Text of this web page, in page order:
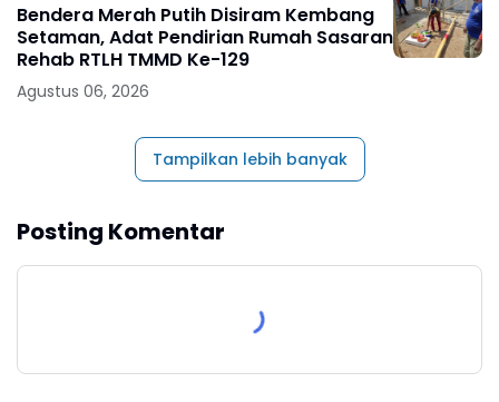
Bendera Merah Putih Disiram Kembang
Setaman, Adat Pendirian Rumah Sasaran
Rehab RTLH TMMD Ke-129
Agustus 06, 2026
Tampilkan lebih banyak
Posting Komentar